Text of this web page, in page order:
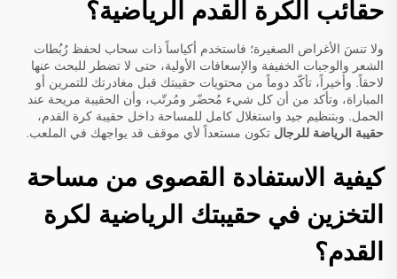
حقائب الكرة القدم الرياضية؟
ولا تنسَ الأغراض الصغيرة؛ فاستخدم أكياساً ذات سحاب لحفظ رُبُطات
الشعر والوجبات الخفيفة والإسعافات الأولية، حتى لا تضطر للبحث عنها
لاحقاً. وأخيراً، تأكّد دوماً من محتويات حقيبتك قبل مغادرتك للتمرين أو
المباراة، وتأكد من أن كل شيء مُحضّر ومُرتّب، وأن الحقيبة مريحة عند
الحمل. وبتنظيم جيد واستغلال كامل للمساحة داخل حقيبة كرة القدم،
حقيبة الرياضة للرجال تكون مستعداً لأي موقف قد يواجهك في الملعب.
كيفية الاستفادة القصوى من مساحة
التخزين في حقيبتك الرياضية لكرة
القدم؟